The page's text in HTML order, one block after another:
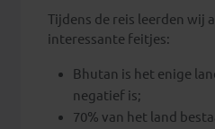
Tijdens de reis leerden wij
interessante feitjes:
Bhutan is het enige
negatief is;
70% van het land